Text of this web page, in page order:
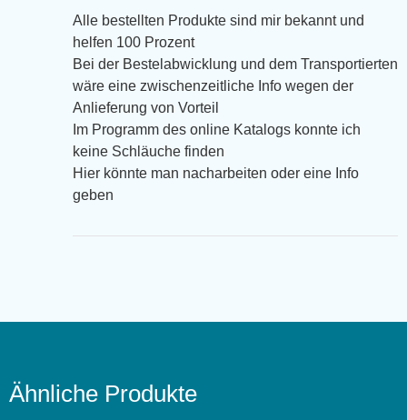
Alle bestellten Produkte sind mir bekannt und
helfen 100 Prozent
Bei der Bestelabwicklung und dem Transportierten
wäre eine zwischenzeitliche Info wegen der
Anlieferung von Vorteil
Im Programm des online Katalogs konnte ich
keine Schläuche finden
Hier könnte man nacharbeiten oder eine Info
geben
Ähnliche Produkte